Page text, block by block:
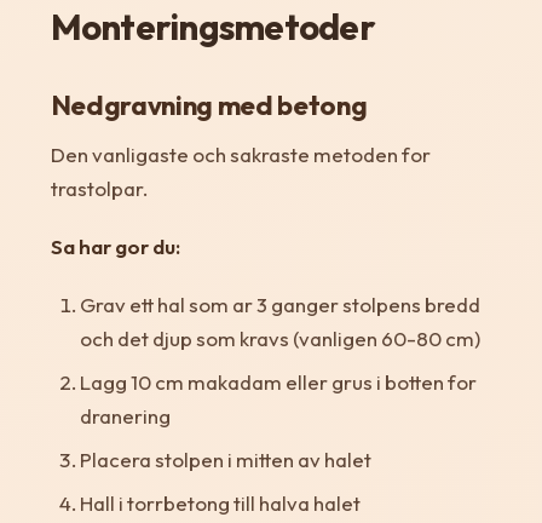
Monteringsmetoder
Nedgravning med betong
Den vanligaste och sakraste metoden for
trastolpar.
Sa har gor du:
Grav ett hal som ar 3 ganger stolpens bredd
och det djup som kravs (vanligen 60-80 cm)
Lagg 10 cm makadam eller grus i botten for
dranering
Placera stolpen i mitten av halet
Hall i torrbetong till halva halet